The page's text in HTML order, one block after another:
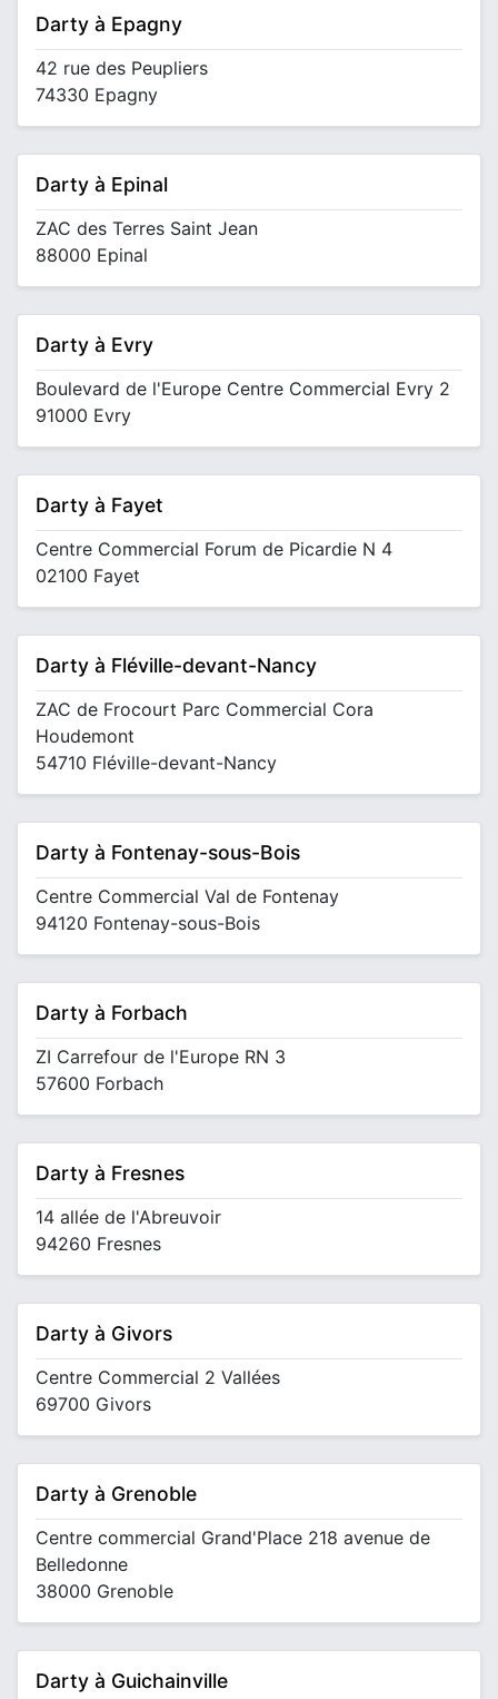
Darty à Epagny
42 rue des Peupliers
74330 Epagny
Darty à Epinal
ZAC des Terres Saint Jean
88000 Epinal
Darty à Evry
Boulevard de l'Europe Centre Commercial Evry 2
91000 Evry
Darty à Fayet
Centre Commercial Forum de Picardie N 4
02100 Fayet
Darty à Fléville-devant-Nancy
ZAC de Frocourt Parc Commercial Cora
Houdemont
54710 Fléville-devant-Nancy
Darty à Fontenay-sous-Bois
Centre Commercial Val de Fontenay
94120 Fontenay-sous-Bois
Darty à Forbach
ZI Carrefour de l'Europe RN 3
57600 Forbach
Darty à Fresnes
14 allée de l'Abreuvoir
94260 Fresnes
Darty à Givors
Centre Commercial 2 Vallées
69700 Givors
Darty à Grenoble
Centre commercial Grand'Place 218 avenue de
Belledonne
38000 Grenoble
Darty à Guichainville